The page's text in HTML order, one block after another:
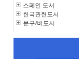
스페인 도서
한국관련도서
문구/비도서